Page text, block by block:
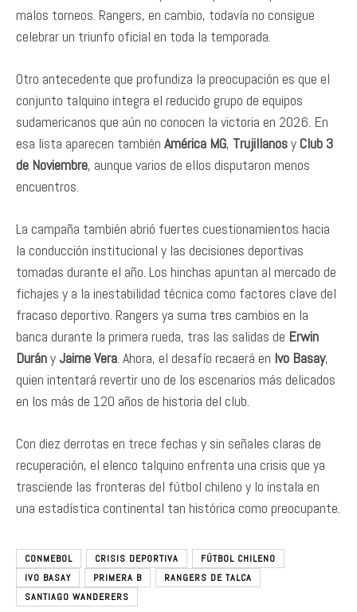
malos torneos. Rangers, en cambio, todavía no consigue
celebrar un triunfo oficial en toda la temporada.
Otro antecedente que profundiza la preocupación es que el
conjunto talquino integra el reducido grupo de equipos
sudamericanos que aún no conocen la victoria en 2026. En
esa lista aparecen también América MG, TrujillanosyClub 3
de Noviembre, aunque varios de ellos disputaron menos
encuentros.
La campaña también abrió fuertes cuestionamientos hacia
la conducción institucional y las decisiones deportivas
tomadas durante el año. Los hinchas apuntan al mercado de
fichajes y a la inestabilidad técnica como factores clave del
fracaso deportivo. Rangers ya suma tres cambios en la
banca durante la primera rueda, tras las salidas de Erwin
Durány Jaime Vera . Ahora, el desafío recaerá en Ivo Basay,
quien intentará revertir uno de los escenarios más delicados
en los más de 120 años de historia del club.
Con diez derrotas en trece fechas y sin señales claras de
recuperación, el elenco talquino enfrenta una crisis que ya
trasciende las fronteras del fútbol chileno y lo instala en
una estadística continental tan histórica como preocupante.
CONMEBOL CRISIS DEPORTIVA
FÚTBOL CHILENO
IVO BASAY
PRIMERA B
RANGERS DE TALCA
SANTIAGO WANDERERS